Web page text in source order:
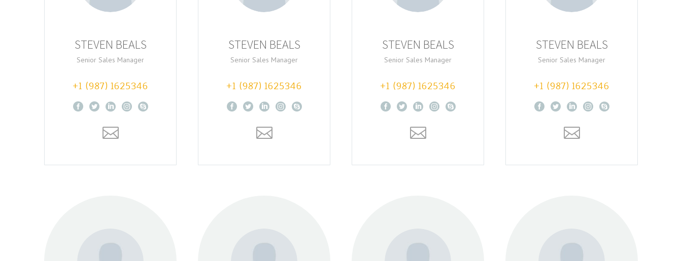
STEVEN BEALS
Senior Sales Manager
+1 (987) 1625346
STEVEN BEALS
Senior Sales Manager
+1 (987) 1625346
STEVEN BEALS
Senior Sales Manager
+1 (987) 1625346
STEVEN BEALS
Senior Sales Manager
+1 (987) 1625346